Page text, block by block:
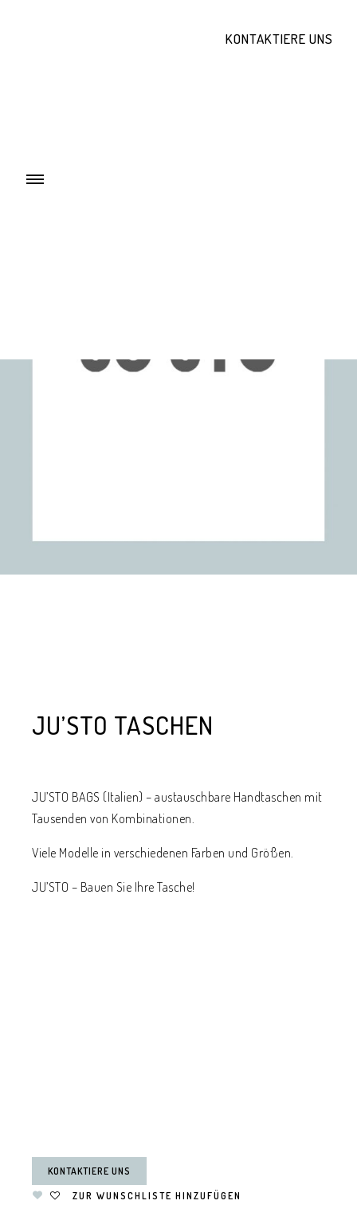
KONTAKTIERE UNS
JU’STO TASCHEN
JU’STO BAGS (Italien) – austauschbare Handtaschen mit
Tausenden von Kombinationen.
Viele Modelle in verschiedenen Farben und Größen.
JU’STO – Bauen Sie Ihre Tasche!
KONTAKTIERE UNS
ZUR WUNSCHLISTE HINZUFÜGEN